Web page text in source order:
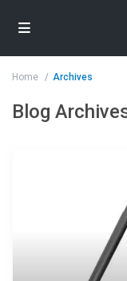
Home Archives
Blog